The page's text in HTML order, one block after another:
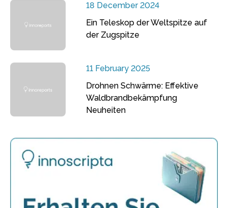
18 December 2024
Ein Teleskop der Weltspitze auf
der Zugspitze
11 February 2025
Drohnen Schwärme: Effektive
Waldbrandbekämpfung
Neuheiten